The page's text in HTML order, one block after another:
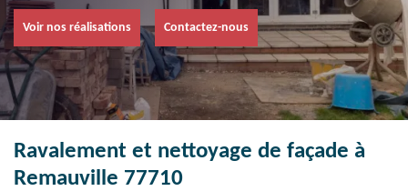
Voir nos réalisations Contactez-nous
Ravalement et nettoyage de façade à
Remauville 77710